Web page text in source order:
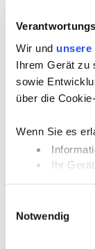
Wir und unsere
Ihrem Gerät zu
sowie
über die
Wenn Sie es
Ihr
Erfahren Sie
Wir verwenden
Notwendig